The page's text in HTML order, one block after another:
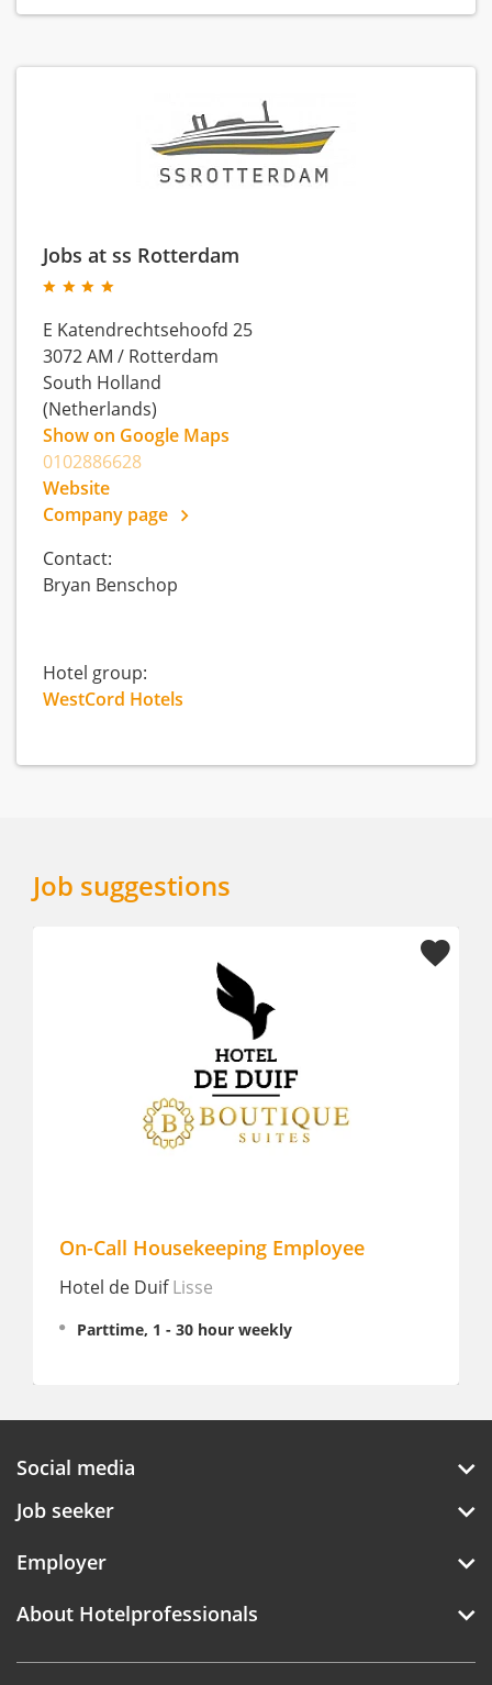
Jobs at ss Rotterdam
E Katendrechtsehoofd 25
3072 AM / Rotterdam
South Holland
(Netherlands)
Show on Google Maps
0102886628
Website
Company page
Contact:
Bryan Benschop
Hotel group:
WestCord Hotels
Job suggestions
On-Call Housekeeping Employee
Hotel de DuifLisse
Parttime, 1 - 30 hour weekly
Social media
Job seeker
Employer
About Hotelprofessionals